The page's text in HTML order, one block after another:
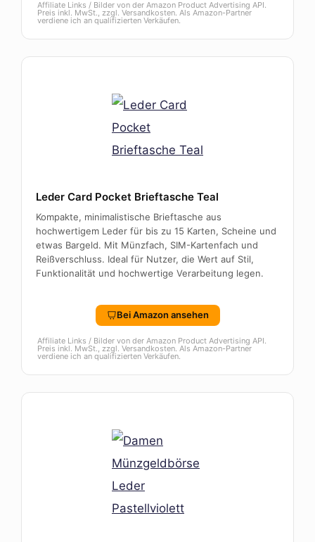
Affiliate Links / Bilder von der Amazon Product Advertising API.
Preis inkl. MwSt., zzgl. Versandkosten. Als Amazon-Partner
verdiene ich an qualifizierten Verkäufen.
Leder Card Pocket Brieftasche Teal
Kompakte, minimalistische Brieftasche aus
hochwertigem Leder für bis zu 15 Karten, Scheine und
etwas Bargeld. Mit Münzfach, SIM-Kartenfach und
Reißverschluss. Ideal für Nutzer, die Wert auf Stil,
Funktionalität und hochwertige Verarbeitung legen.
Bei Amazon ansehen
Affiliate Links / Bilder von der Amazon Product Advertising API.
Preis inkl. MwSt., zzgl. Versandkosten. Als Amazon-Partner
verdiene ich an qualifizierten Verkäufen.